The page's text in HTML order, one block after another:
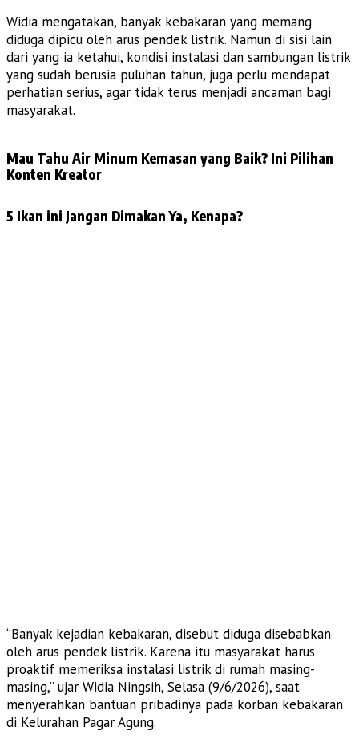
Widia mengatakan, banyak kebakaran yang memang
diduga dipicu oleh arus pendek listrik. Namun di sisi lain
dari yang ia ketahui, kondisi instalasi dan sambungan listrik
yang sudah berusia puluhan tahun, juga perlu mendapat
perhatian serius, agar tidak terus menjadi ancaman bagi
masyarakat.
Mau Tahu Air Minum Kemasan yang Baik? Ini Pilihan
Konten Kreator
5 Ikan ini Jangan Dimakan Ya, Kenapa?
“Banyak kejadian kebakaran, disebut diduga disebabkan
oleh arus pendek listrik. Karena itu masyarakat harus
proaktif memeriksa instalasi listrik di rumah masing-
masing,” ujar Widia Ningsih, Selasa (9/6/2026), saat
menyerahkan bantuan pribadinya pada korban kebakaran
di Kelurahan Pagar Agung.